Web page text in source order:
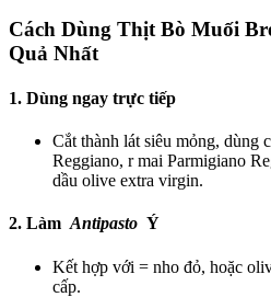
Cách Dùng Thịt Bò Muối
Quả Nhất
1. Dùng ngay trực tiếp
Cắt thành lát siêu mỏng, dùng
Reggiano, r mai Parmigiano
dầu olive extra virgin.
2. Làm Antipasto Ý
Kết hợp với = nho đỏ, hoặc
cấp.